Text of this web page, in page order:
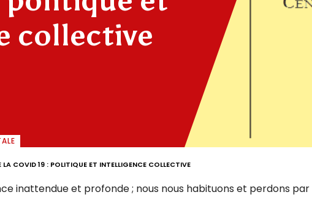
collective
LA COVID 19 : POLITIQUE ET INTELLIGENCE COLLECTIVE
inattendue et profonde ; nous nous habituons et perdons par